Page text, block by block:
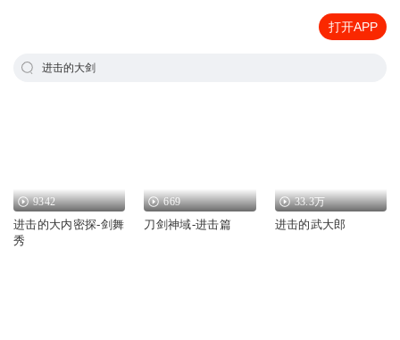
打开APP
进击的大剑
9342
进击的大内密探-剑舞
秀
669
刀剑神域-进击篇
33.3万
进击的武大郎